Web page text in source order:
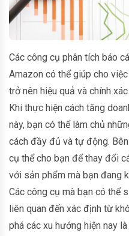
Các công cụ phân tích báo
Amazon có thể giúp cho
trở nên hiệu quả và chính xác
Khi thực hiện cách tăng
này, bạn có thể làm chủ
cách đầy đủ và tự động.
cụ thể cho bạn để thay đổi
với sản phẩm mà bạn đang
Các công cụ mà bạn có thể
liên quan đến xác định từ
phá các xu hướng hiện nay